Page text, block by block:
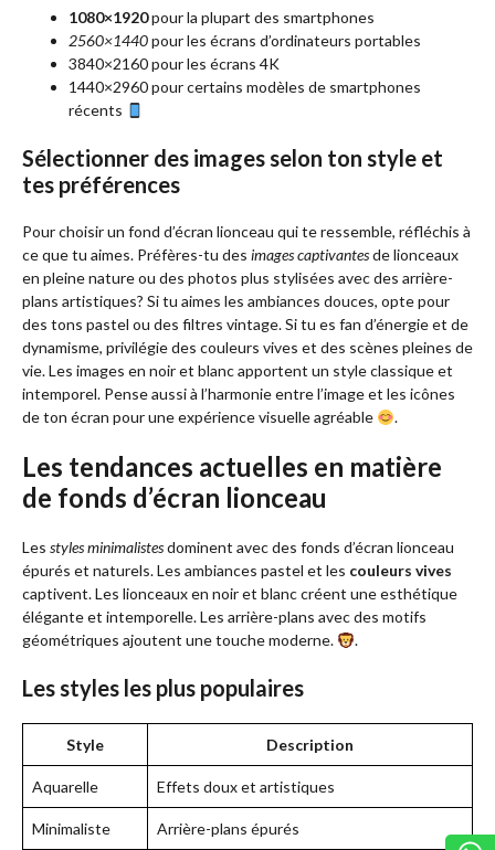
1080×1920pour la plupart des smartphones
2560×1440pour les écrans d’ordinateurs portables
3840×2160 pour les écrans 4K
1440×2960 pour certains modèles de smartphones
récents
Sélectionner des images selon ton style et
tes préférences
Pour choisir un fond d’écran lionceau qui te ressemble, réfléchis à
ce que tu aimes. Préfères-tu des images captivantesde lionceaux
en pleine nature ou des photos plus stylisées avec des arrière-
plans artistiques? Si tu aimes les ambiances douces, opte pour
des tons pastel ou des filtres vintage. Si tu es fan d’énergie et de
dynamisme, privilégie des couleurs vives et des scènes pleines de
vie. Les images en noir et blanc apportent un style classique et
intemporel. Pense aussi à l’harmonie entre l’image et les icônes
de ton écran pour une expérience visuelle agréable
.
Les tendances actuelles en matière
de fonds d’écran lionceau
Les styles minimalistesdominent avec des fonds d’écran lionceau
épurés et naturels. Les ambiances pastel et les couleurs vives
captivent. Les lionceaux en noir et blanc créent une esthétique
élégante et intemporelle. Les arrière-plans avec des motifs
géométriques ajoutent une touche moderne.
.
Les styles les plus populaires
Style Description
Aquarelle Effets doux et artistiques
Minimaliste Arrière-plans épurés